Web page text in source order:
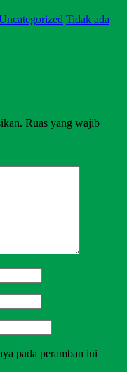
Tidak ada
Ruas yang wajib
pada peramban ini